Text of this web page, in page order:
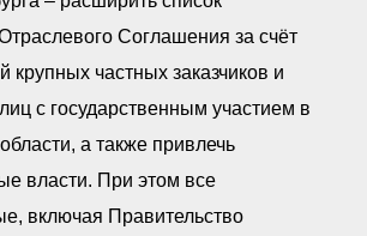
Соглашения за счёт
крупных частных заказчиков и
с государственным участием в
а также привлечь
власти. При этом все
включая Правительство